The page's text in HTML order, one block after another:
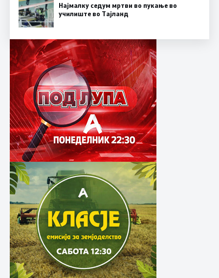
Најмалку седум мртви во пукање во
училиште во Тајланд